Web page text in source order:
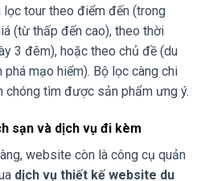
lọc tour theo điểm đến (trong
(từ thấp đến cao), theo thời
3 đêm), hoặc theo chủ đề (du
phá mạo hiểm). Bộ lọc càng chi
chóng tìm được sản phẩm ưng ý.
sạn và dịch vụ đi kèm
website còn là công cụ quản
dịch vụ thiết kế website du